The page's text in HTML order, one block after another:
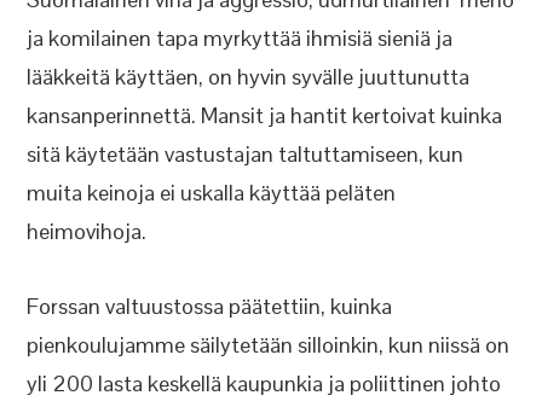
ja komilainen tapa myrkyttää ihmisiä sieniä ja
lääkkeitä käyttäen, on hyvin syvälle juuttunutta
kansanperinnettä. Mansit ja hantit kertoivat kuinka
sitä käytetään vastustajan taltuttamiseen, kun
muita keinoja ei uskalla käyttää peläten
heimovihoja.
Forssan valtuustossa päätettiin, kuinka
pienkoulujamme säilytetään silloinkin, kun niissä on
yli 200 lasta keskellä kaupunkia ja poliittinen johto